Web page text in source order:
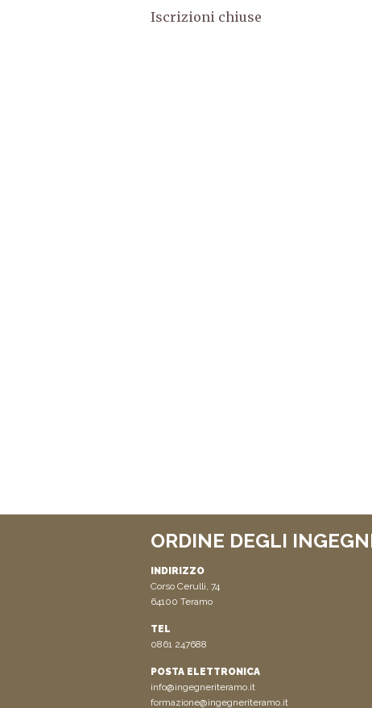
Iscrizioni chiuse
ORDINE DEGLI
INDIRIZZO
Corso Cerulli, 74
64100 Teramo
TEL
0861 247688
POSTA ELETTRONICA
info@ingegneriteramo.it
formazione@ingegneriteramo.it